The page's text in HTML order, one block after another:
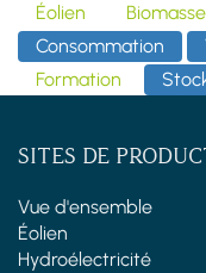
Éolien
Biomasse
Consommation
Formation
SITES DE
Vue d'ensemble
Éolien
Hydroélectricité